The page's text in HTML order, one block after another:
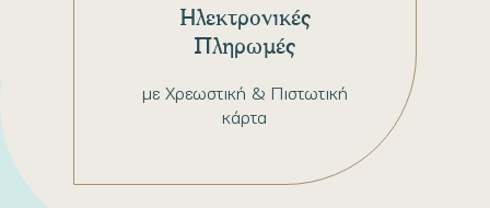
με Χρεωστική & Πιστωτική
κάρτα
Ηλεκτρονικές
Πληρωμές